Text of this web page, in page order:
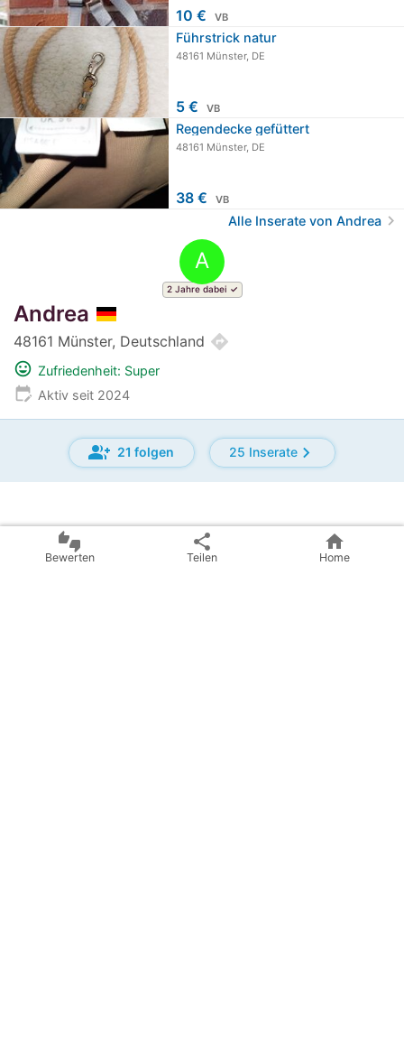
10 € VB
Führstrick natur
48161 Münster, DE
5 € VB
Regendecke gefüttert
48161 Münster, DE
38 € VB
Alle Inserate von Andrea chevron_right
A
2 Jahre dabei
Andrea
48161 Münster, Deutschland directions
mood Zufriedenheit: Super
edit_calendar Aktiv seit 2024
group_add 21 folgen 25 Inseratechevron_right
Inserat teilen
thumbs_up_down
Bewerten
share
Teilen
home
Home